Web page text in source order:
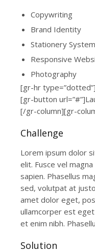
Copywriting
Brand Identity
Stationery System
Responsive
Photography
[gr-hr type=”dotted”]
[gr-button
[/gr-column][gr-
Challenge
Lorem ipsum dolor
elit. Fusce vel
sapien. Phasellus
sed, volutpat at
amet dolor eget,
ullamcorper est
et enim nibh.
Solution